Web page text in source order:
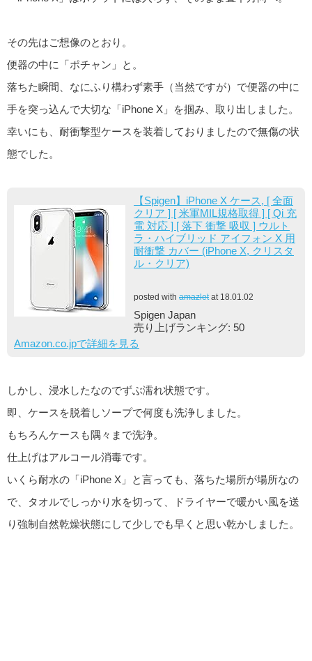
その先はご想像のとおり。
便器の中に「ポチャン」と。
落ちた瞬間、なにふり構わず素手（当然ですが）で便器の中に
手を突っ込んで大切な「iPhone X」を掴み、取り出しました。
幸いにも、耐衝撃型ケースを装着しておりましたので無傷の状
態でした。
【Spigen】iPhone X ケース, [ 全面
クリア ] [ 米軍MIL規格取得 ] [ Qi 充
電 対応 ] [ 落下 衝撃 吸収 ] ウルト
ラ・ハイブリッド アイフォン X 用
耐衝撃 カバー (iPhone X, クリスタ
ル・クリア)
posted with amazletat 18.01.02
Spigen Japan
売り上げランキング: 50
Amazon.co.jpで詳細を見る
しかし、浸水したなのでずぶ濡れ状態です。
即、ケースを脱着しソープで何度も洗浄しました。
もちろんケースも隅々まで洗浄。
仕上げはアルコール消毒です。
いくら耐水の「iPhone X」と言っても、落ちた場所が場所なの
で、タオルでしっかり水を切って、ドライヤーで暖かい風を送
り強制自然乾燥状態にして少しでも早くと思い乾かしました。